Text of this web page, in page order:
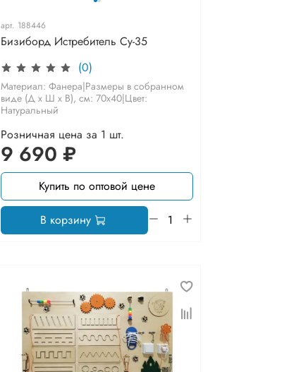
арт. 188446
Бизиборд Истребитель Су-35
(0)
Материал: Фанера|Размеры в собранном
виде (Д х Ш х В), см: 70х40|Цвет:
Натуральный
Розничная цена за 1 шт.
9 690 ₽
Купить по оптовой цене
В корзину